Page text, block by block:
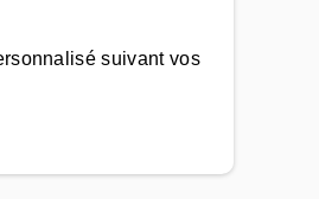
suivant vos